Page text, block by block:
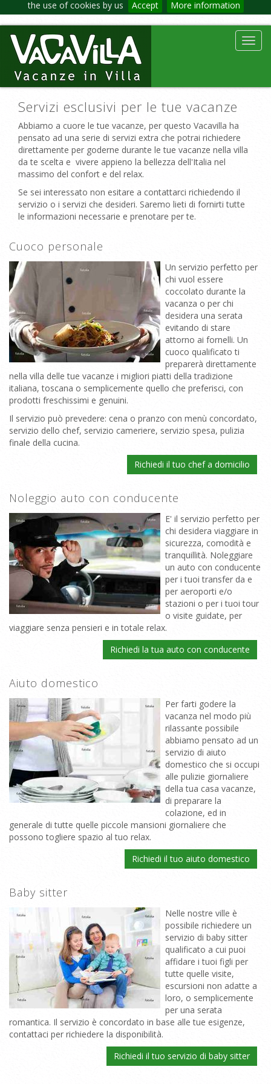
the use of cookies by us Accept More information
Servizi esclusivi per le tue vacanze
Abbiamo a cuore le tue vacanze, per questo Vacavilla ha
pensato ad una serie di servizi extra che potrai richiedere
direttamente per goderne durante le tue vacanze nella villa
da te scelta e vivere appieno la bellezza dell'Italia nel
massimo del confort e del relax.
Se sei interessato non esitare a contattarci richiedendo il
servizio o i servizi che desideri. Saremo lieti di fornirti tutte
le informazioni necessarie e prenotare per te.
Cuoco personale
Un servizio perfetto per
chi vuol essere
coccolato durante la
vacanza o per chi
desidera una serata
evitando di stare
attorno ai fornelli. Un
cuoco qualificato ti
preparerà direttamente
nella villa delle tue vacanze i migliori piatti della tradizione
italiana, toscana o semplicemente quello che preferisci, con
prodotti freschissimi e genuini.
Il servizio può prevedere: cena o pranzo con menù concordato,
servizio dello chef, servizio cameriere, servizio spesa, pulizia
finale della cucina.
Richiedi il tuo chef a domicilio
Noleggio auto con conducente
E' il servizio perfetto per
chi desidera viaggiare in
sicurezza, comodità e
tranquillità. Noleggiare
un auto con conducente
per i tuoi transfer da e
per aeroporti e/o
stazioni o per i tuoi tour
o visite guidate, per
viaggiare senza pensieri e in totale relax.
Richiedi la tua auto con conducente
Aiuto domestico
Per farti godere la
vacanza nel modo più
rilassante possibile
abbiamo pensato ad un
servizio di aiuto
domestico che si occupi
alle pulizie giornaliere
della tua casa vacanze,
di preparare la
colazione, ed in
generale di tutte quelle piccole mansioni giornaliere che
possono togliere spazio al tuo relax.
Richiedi il tuo aiuto domestico
Baby sitter
Nelle nostre ville è
possibile richiedere un
servizio di baby sitter
qualificato a cui puoi
affidare i tuoi figli per
tutte quelle visite,
escursioni non adatte a
loro, o semplicemente
per una serata
romantica. Il servizio è concordato in base alle tue esigenze,
contattaci per richiedere la disponibilità.
Richiedi il tuo servizio di baby sitter